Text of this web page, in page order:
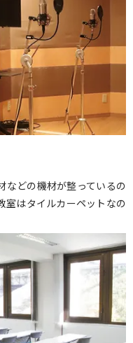
などの機材が整っているの
室はタイルカーペットなの